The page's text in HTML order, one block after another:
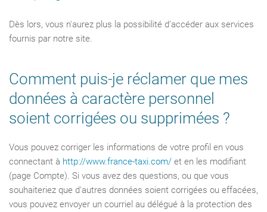
Dès lors, vous n'aurez plus la possibilité d’accéder aux services
fournis par notre site.
Comment puis-je réclamer que mes
données à caractère personnel
soient corrigées ou supprimées ?
Vous pouvez corriger les informations de votre profil en vous
connectant à http://www.france-taxi.com/ et en les modifiant
(page Compte). Si vous avez des questions, ou que vous
souhaiteriez que d'autres données soient corrigées ou effacées,
vous pouvez envoyer un courriel au délégué à la protection des